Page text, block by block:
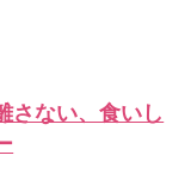
さない、食いし